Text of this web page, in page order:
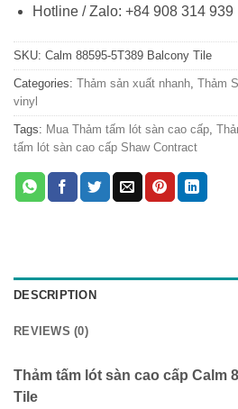
Hotline / Zalo: +84 908 314 939
SKU: Calm 88595-5T389 Balcony Tile
Categories: Thảm sản xuất nhanh Thảm
vinyl
Tags: Mua Thảm tấm lót sàn cao cấp
tấm lót sàn cao cấp Shaw Contract
DESCRIPTION
REVIEWS (0)
Thảm tấm lót sàn cao cấp Calm
Tile